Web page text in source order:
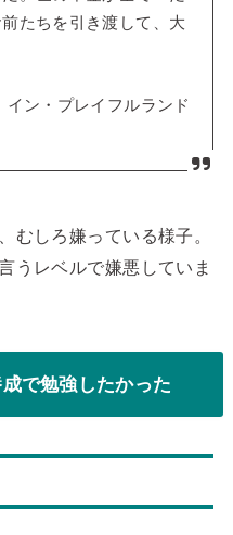
たちを引き渡して、大
ン・プレイフルランド
むしろ嫌っている様子。
うレベルで嫌悪していま
で勉強したかった